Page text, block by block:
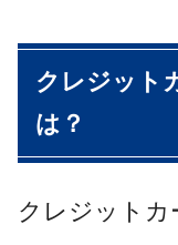
クレジット
は？
クレジットカ